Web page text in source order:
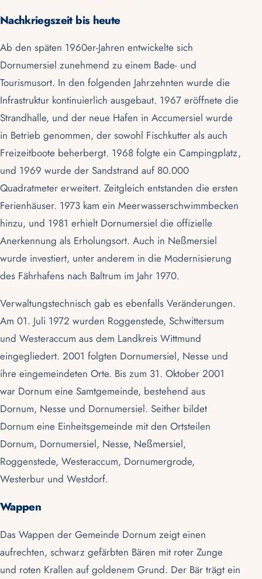
Nachkriegszeit bis heute
Ab den späten 1960er-Jahren entwickelte sich
Dornumersiel zunehmend zu einem Bade- und
Tourismusort. In den folgenden Jahrzehnten wurde die
Infrastruktur kontinuierlich ausgebaut. 1967 eröffnete die
Strandhalle, und der neue Hafen in Accumersiel wurde
in Betrieb genommen, der sowohl Fischkutter als auch
Freizeitboote beherbergt. 1968 folgte ein Campingplatz,
und 1969 wurde der Sandstrand auf 80.000
Quadratmeter erweitert. Zeitgleich entstanden die ersten
Ferienhäuser. 1973 kam ein Meerwasserschwimmbecken
hinzu, und 1981 erhielt Dornumersiel die offizielle
Anerkennung als Erholungsort. Auch in Neßmersiel
wurde investiert, unter anderem in die Modernisierung
des Fährhafens nach Baltrum im Jahr 1970.
Verwaltungstechnisch gab es ebenfalls Veränderungen.
Am 01. Juli 1972 wurden Roggenstede, Schwittersum
und Westeraccum aus dem Landkreis Wittmund
eingegliedert. 2001 folgten Dornumersiel, Nesse und
ihre eingemeindeten Orte. Bis zum 31. Oktober 2001
war Dornum eine Samtgemeinde, bestehend aus
Dornum, Nesse und Dornumersiel. Seither bildet
Dornum eine Einheitsgemeinde mit den Ortsteilen
Dornum, Dornumersiel, Nesse, Neßmersiel,
Roggenstede, Westeraccum, Dornumergrode,
Westerbur und Westdorf.
Wappen
Das Wappen der Gemeinde Dornum zeigt einen
aufrechten, schwarz gefärbten Bären mit roter Zunge
und roten Krallen auf goldenem Grund. Der Bär trägt ein